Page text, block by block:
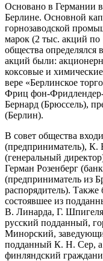
Основано в Германии в
Берлине. Основной
горнозаводской
марок (2 тыс. акций
общества определялся
акций были:
коксовые и
вере «Берлинское
Фриц фон-
Бернард (Брюссель),
(Берлин).
В совет общества
(предприниматель), К.
(генеральный
Герман Розенберг
(предприниматель из
распорядитель). Также
состоявшее из
В. Линарда, Г.
русский подданный,
Минорский,
подданный К. Н. Сер, а
финляндский